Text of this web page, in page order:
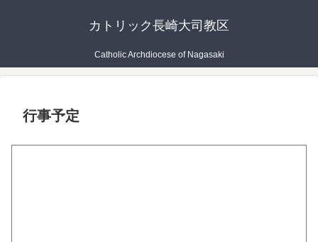
カトリック長崎大司教区
Catholic Archdiocese of Nagasaki
行事予定